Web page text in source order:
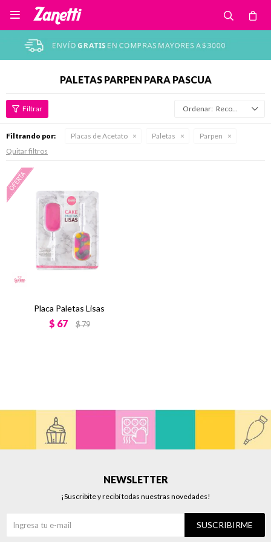

PALETAS PARPEN PARA PASCUA
Recomendados
Filtrando por: Placas de Acetato Paletas
Parpen
Quitar filtros
Placa Paletas Lisas
$ 67 $79
NEWSLETTER
¡Suscribite y recibí todas nuestras novedades!
SUSCRIBIRME